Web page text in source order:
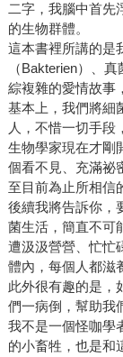
二字，我腦中首先
的生物群體。
這本書裡所講的是
（Bakterien）、
綜複雜的愛情故事
基本上，我們將細
人，不惜一切手段
生物學家現在才剛
個看不見、充滿祕
至目前為止所相信
後續我將告訴你，
菌生活，簡直不可
遭汲汲營營、忙忙
體內，每個人都滋
此外很有趣的是，
們一病倒，幫助我
我不是一個怪咖學
的小畜牲，也是和